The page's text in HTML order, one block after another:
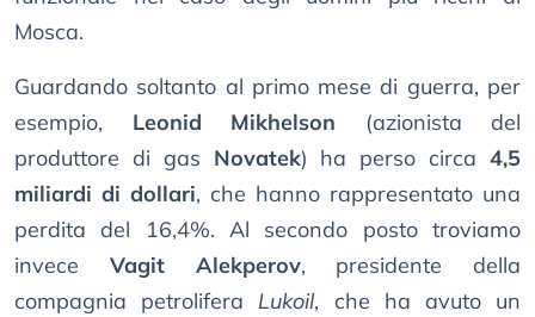
Mosca.
Guardando soltanto al primo mese di guerra, per
esempio, Leonid Mikhelson (azionista del
produttore di gas Novatek) ha perso circa4,5
miliardi di dollari, che hanno rappresentato una
perdita del 16,4%. Al secondo posto troviamo
invece Vagit Alekperov, presidente della
compagnia petrolifera Lukoil, che ha avuto un